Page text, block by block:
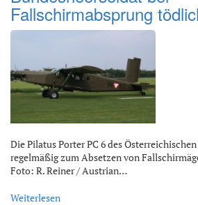
Fallschirmabsprung
Die Pilatus Porter PC 6 des
regelmäßig zum Absetzen von
Foto: R. Reiner / Austrian…
Weiterlesen